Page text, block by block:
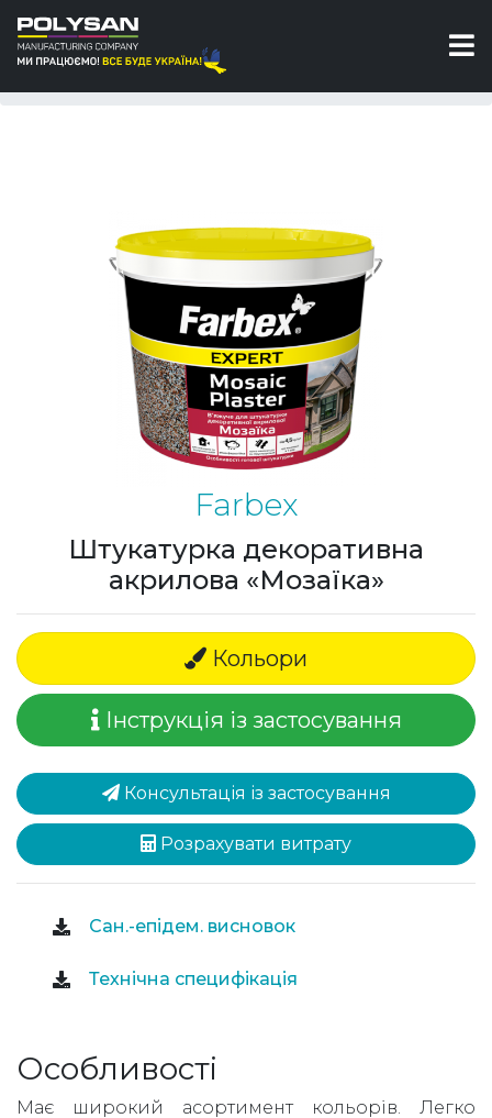
Акрилові штукатурки
Штукатурка декоративна акрилова «Мозаїка»
Farbex
Штукатурка декоративна
акрилова «Мозаїка»
Кольори
Інструкція із застосування
Консультація із застосування
Розрахувати витрату
Сан.-епідем. висновок
Технічна специфікація
Особливості
Має широкий асортимент кольорів. Легко